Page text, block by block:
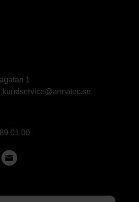
1
kundservice@armatec.se
01 00